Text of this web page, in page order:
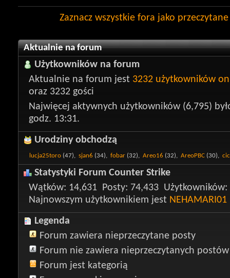
Zaznacz wszystkie fora jako przeczytane
Aktualnie na forum
Użytkowników na forum
Aktualnie na forum jest 3232 użytkowników
oraz 3232 gości
Najwięcej aktywnych użytkowników (6,795)
godz. 13:31.
Urodziny obchodzą
lucja25toro (47), sjan6 (34), fobar (32), Areo16 (32), AreoPBC (30),
Statystyki Forum Counter Strike
Wątków 14,631 Posty 74,433 Użytkowników
Najnowszym użytkownikiem jest NEHAMARI01
Legenda
Forum zawiera nieprzeczytane posty
Forum nie zawiera nieprzeczytanych postów
Forum jest kategorią